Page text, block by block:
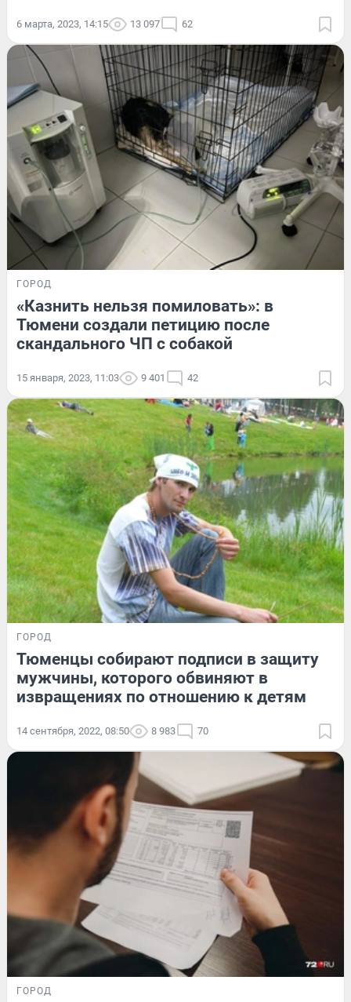
6 марта, 2023, 14:15 13 097 62
ГОРОД
«Казнить нельзя помиловать»: в
Тюмени создали петицию после
скандального ЧП с собакой
15 января, 2023, 11:03 9 401 42
ГОРОД
Тюменцы собирают подписи в защиту
мужчины, которого обвиняют в
извращениях по отношению к детям
14 сентября, 2022, 08:50 8 983 70
ГОРОД